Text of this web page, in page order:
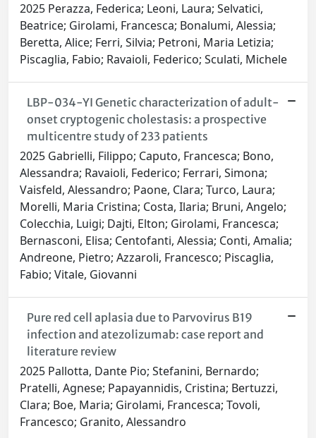
2025 Perazza, Federica; Leoni, Laura; Selvatici,
Beatrice; Girolami, Francesca; Bonalumi, Alessia;
Beretta, Alice; Ferri, Silvia; Petroni, Maria Letizia;
Piscaglia, Fabio; Ravaioli, Federico; Sculati, Michele
LBP-034-YI Genetic characterization of adult-
onset cryptogenic cholestasis: a prospective
multicentre study of 233 patients
2025 Gabrielli, Filippo; Caputo, Francesca; Bono,
Alessandra; Ravaioli, Federico; Ferrari, Simona;
Vaisfeld, Alessandro; Paone, Clara; Turco, Laura;
Morelli, Maria Cristina; Costa, Ilaria; Bruni, Angelo;
Colecchia, Luigi; Dajti, Elton; Girolami, Francesca;
Bernasconi, Elisa; Centofanti, Alessia; Conti, Amalia;
Andreone, Pietro; Azzaroli, Francesco; Piscaglia,
Fabio; Vitale, Giovanni
Pure red cell aplasia due to Parvovirus B19
infection and atezolizumab: case report and
literature review
2025 Pallotta, Dante Pio; Stefanini, Bernardo;
Pratelli, Agnese; Papayannidis, Cristina; Bertuzzi,
Clara; Boe, Maria; Girolami, Francesca; Tovoli,
Francesco; Granito, Alessandro